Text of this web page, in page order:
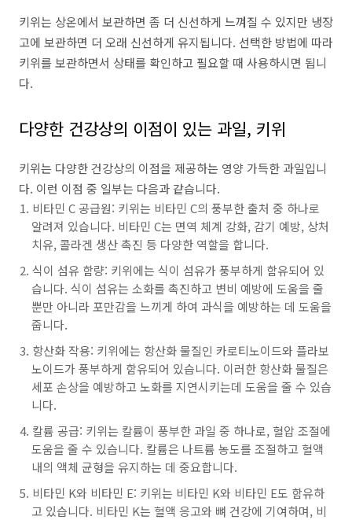
키위는 상온에서 보관하면 좀 더 신선하게 느껴질 수 있지만 냉장
고에 보관하면 더 오래 신선하게 유지됩니다. 선택한 방법에 따라
키위를 보관하면서 상태를 확인하고 필요할 때 사용하시면 됩니
다.
다양한 건강상의 이점이 있는 과일, 키위
키위는 다양한 건강상의 이점을 제공하는 영양 가득한 과일입니
다. 이런 이점 중 일부는 다음과 같습니다.
비타민 C 공급원: 키위는 비타민 C의 풍부한 출처 중 하나로
알려져 있습니다. 비타민 C는 면역 체계 강화, 감기 예방, 상처
치유, 콜라겐 생산 촉진 등 다양한 역할을 합니다.
식이 섬유 함량: 키위에는 식이 섬유가 풍부하게 함유되어 있
습니다. 식이 섬유는 소화를 촉진하고 변비 예방에 도움을 줄
뿐만 아니라 포만감을 느끼게 하여 과식을 예방하는 데 도움을
줍니다.
항산화 작용: 키위에는 항산화 물질인 카로티노이드와 플라보
노이드가 풍부하게 함유되어 있습니다. 이러한 항산화 물질은
세포 손상을 예방하고 노화를 지연시키는데 도움을 줄 수 있습
니다.
칼륨 공급: 키위는 칼륨이 풍부한 과일 중 하나로, 혈압 조절에
도움을 줄 수 있습니다. 칼륨은 나트륨 농도를 조절하고 혈액
내의 액체 균형을 유지하는 데 중요합니다.
비타민 K와 비타민 E: 키위는 비타민 K와 비타민 E도 함유하
고 있습니다. 비타민 K는 혈액 응고와 뼈 건강에 기여하며, 비